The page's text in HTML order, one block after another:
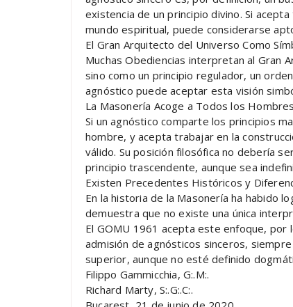
existencia de un principio divino. Si
mundo espiritual, puede considerarse
El Gran Arquitecto del Universo Como
Muchas Obediencias interpretan al Gran
sino como un principio regulador, un
agnóstico puede aceptar esta visión
La Masonería Acoge a Todos los
Si un agnóstico comparte los principios
hombre, y acepta trabajar en la
válido. Su posición filosófica no debería
principio trascendente, aunque sea
Existen Precedentes Históricos y
En la historia de la Masonería ha habido
demuestra que no existe una única
El GOMU 1961 acepta este enfoque,
admisión de agnósticos sinceros,
superior, aunque no esté definido
Filippo Gammicchia, G:.M:.
Richard Marty, S:.G:.C:.